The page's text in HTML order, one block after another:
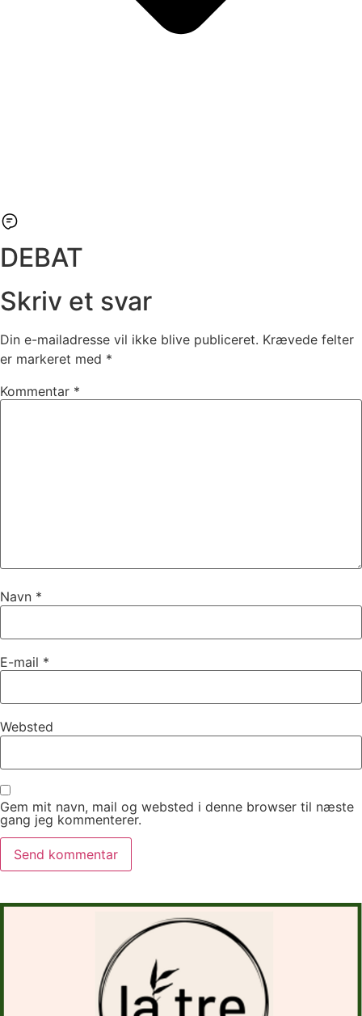
DEBAT
Skriv et svar
Din e-mailadresse vil ikke blive publiceret. Krævede felter
er markeret med *
Kommentar *
Navn *
E-mail *
Websted
Gem mit navn, mail og websted i denne browser til næste
gang jeg kommenterer.